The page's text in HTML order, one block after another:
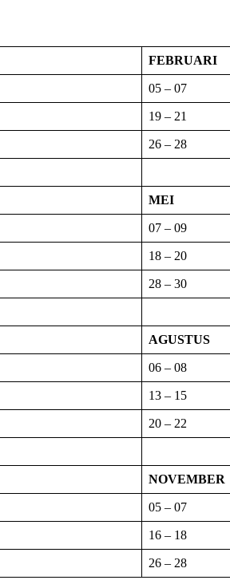
FEBRUARI
05 – 07
19 – 21
26 – 28
MEI
07 – 09
18 – 20
28 – 30
AGUSTUS
06 – 08
13 – 15
20 – 22
NOVEMBER
05 – 07
16 – 18
26 – 28